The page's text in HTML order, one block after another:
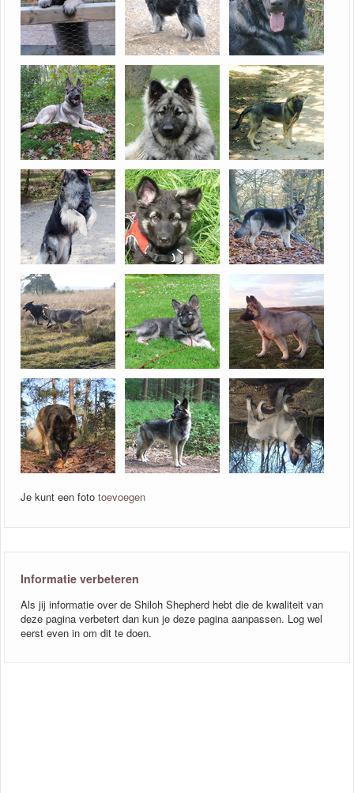
Je kunt een foto toevoegen
Informatie verbeteren
Als jij informatie over de Shiloh Shepherd hebt die de kwaliteit van
deze pagina verbetert dan kun je deze pagina aanpassen. Log wel
eerst even in om dit te doen.